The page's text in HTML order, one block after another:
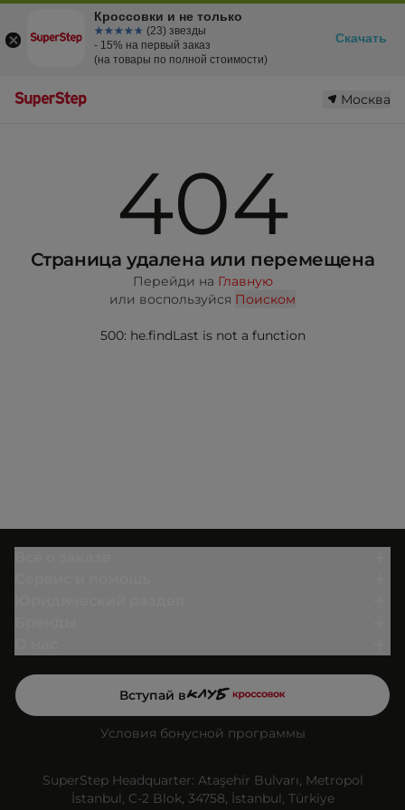
Москва
404
Страница удалена или перемещена
Перейди на Главную
или воспользуйся Поиском
500: he.findLast is not a function
Вступай в
Условия бонусной программы
SuperStep Headquarter: Ataşehir Bulvarı, Metropol
İstanbul, C-2 Blok, 34758, İstanbul, Türkiye
Кроссовки и не только
☆☆☆☆☆
★★★★★ (23) звезды
- 15% на первый заказ
(на товары по полной стоимости)
Скачать